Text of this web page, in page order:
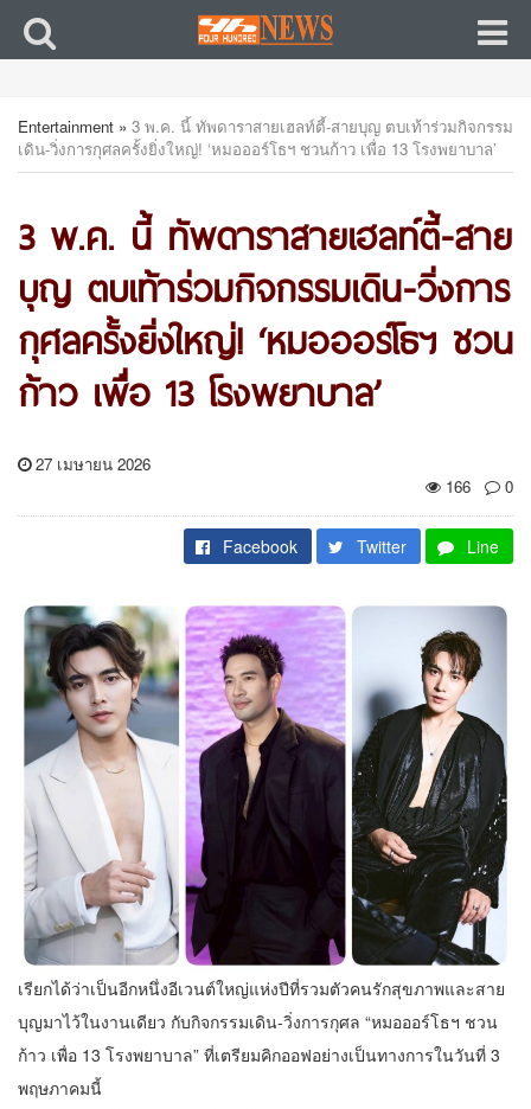
Entertainment » 3 พ.ค. นี้ ทัพดาราสายเฮลท์ตี้-สายบุญ ตบเท้าร่วมกิจกรรม
เดิน-วิ่งการกุศลครั้งยิ่งใหญ่! ‘หมอออร์โธฯ ชวนก้าว เพื่อ 13 โรงพยาบาล’
3 พ.ค. นี้ ทัพดาราสายเฮลท์ตี้-สาย
บุญ ตบเท้าร่วมกิจกรรมเดิน-วิ่งการ
กุศลครั้งยิ่งใหญ่! ‘หมอออร์โธฯ ชวน
ก้าว เพื่อ 13 โรงพยาบาล’
27 เมษายน 2026
166
0
Facebook Twitter Line
เรียกได้ว่าเป็นอีกหนึ่งอีเวนต์ใหญ่แห่งปีที่รวมตัวคนรักสุขภาพและสาย
บุญมาไว้ในงานเดียว กับกิจกรรมเดิน-วิ่งการกุศล “หมอออร์โธฯ ชวน
ก้าว เพื่อ 13 โรงพยาบาล” ที่เตรียมคิกออฟอย่างเป็นทางการในวันที่ 3
พฤษภาคมนี้